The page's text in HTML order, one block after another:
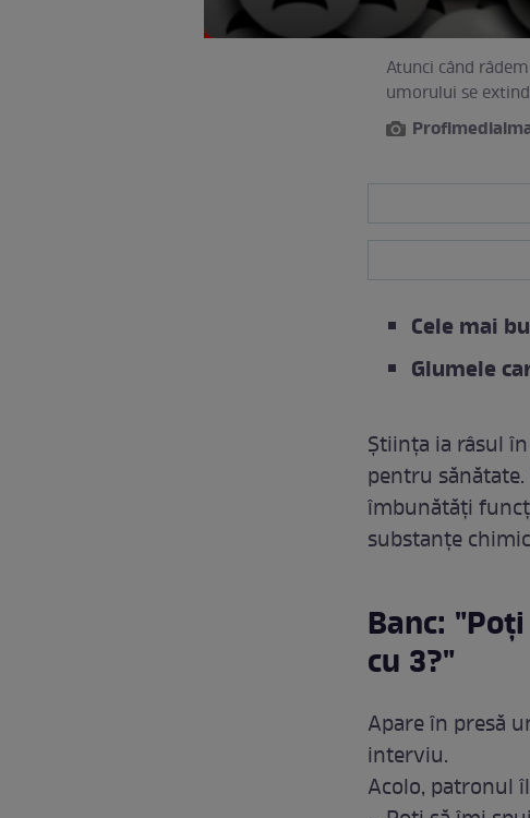
Atunci când
umorului se
Cele mai
Glumele
Știința ia râsul
pentru
îmbunătăți
substanțe
Banc:
cu 3?"
Apare în presă
interviu.
Acolo, patronul